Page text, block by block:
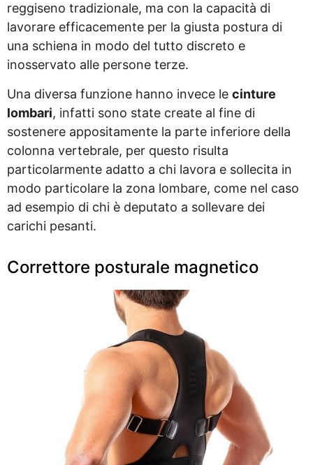
reggiseno tradizionale, ma con la capacità di
lavorare efficacemente per la giusta postura di
una schiena in modo del tutto discreto e
inosservato alle persone terze.
Una diversa funzione hanno invece le cinture
lombari, infatti sono state create al fine di
sostenere appositamente la parte inferiore della
colonna vertebrale, per questo risulta
particolarmente adatto a chi lavora e sollecita in
modo particolare la zona lombare, come nel caso
ad esempio di chi è deputato a sollevare dei
carichi pesanti.
Correttore posturale magnetico